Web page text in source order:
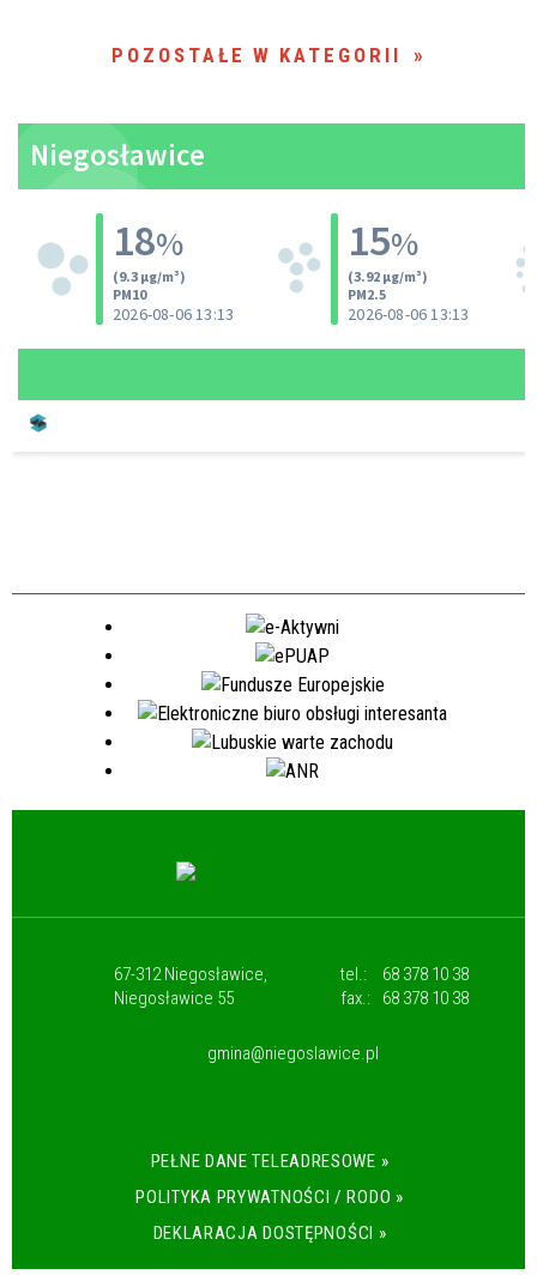
POZOSTAŁE W KATEGORII
67-312 Niegosławice,
Niegosławice 55
tel.:
68 378 10 38
fax.:
68 378 10 38
gmina@niegoslawice.pl
PEŁNE DANE TELEADRESOWE »
POLITYKA PRYWATNOŚCI / RODO »
DEKLARACJA DOSTĘPNOŚCI »